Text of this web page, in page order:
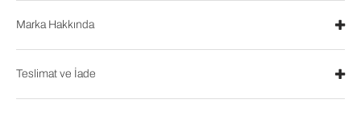
Marka Hakkında
Teslimat ve İade